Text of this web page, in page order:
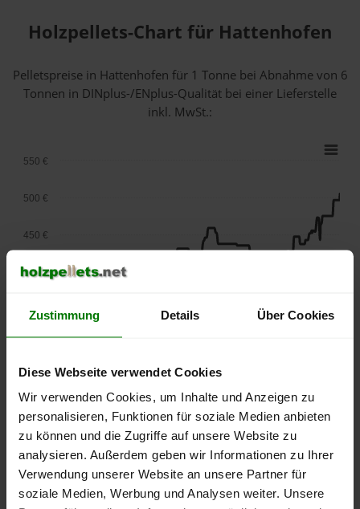
Zustimmung Details Über Cookies
Diese Webseite verwendet Cookies
Wir verwenden Cookies, um Inhalte und Anzeigen zu
personalisieren, Funktionen für soziale Medien anbieten
zu können und die Zugriffe auf unsere Website zu
analysieren. Außerdem geben wir Informationen zu Ihrer
Verwendung unserer Website an unsere Partner für
soziale Medien, Werbung und Analysen weiter. Unsere
Holzpellets-Chart für Hattenhofen
Pelletspreise in Hattenhofen für 1 Tonne bei Abnahmevon 6
Tonnen in DINplus-/ENplus-Qualität bei einer Lieferstelle
inkl. MwSt.:
lose Ware Sackware
September
Januar
Mai
350 €
400 €
450 €
500 €
550 €
Die aktuelle Preisentwicklung für Holzpellets in Deutschland
können Sie jederzeit auf unsererPelletspreise -Seite
nachvollziehen.